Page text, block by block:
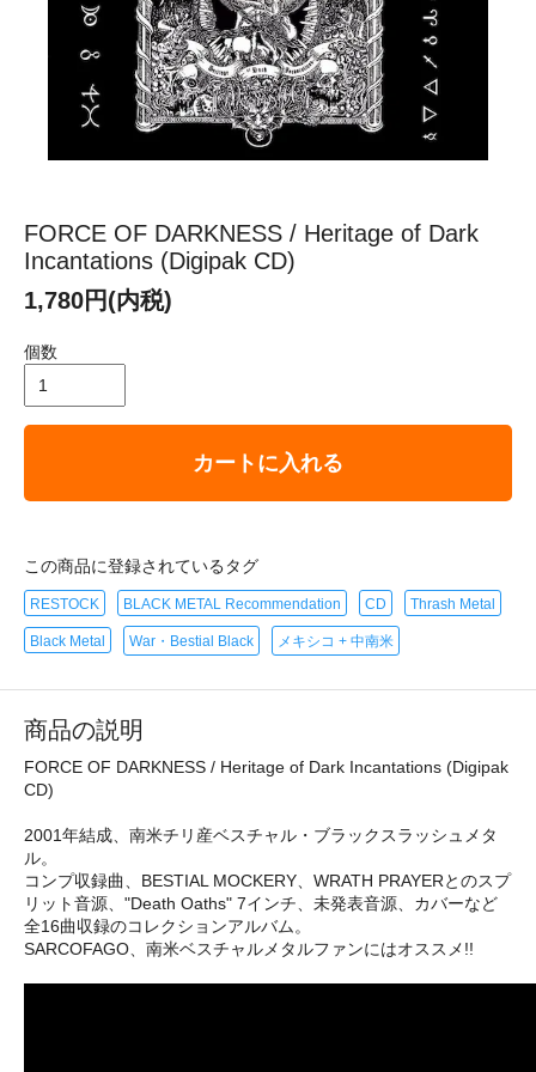
FORCE OF DARKNESS / Heritage of Dark
Incantations (Digipak CD)
1,780円(内税)
個数
カートに入れる
この商品に登録されているタグ
RESTOCK BLACK METAL Recommendation CD Thrash Metal
Black Metal War・Bestial Black メキシコ + 中南米
商品の説明
FORCE OF DARKNESS / Heritage of Dark Incantations (Digipak
CD)
2001年結成、南米チリ産ベスチャル・ブラックスラッシュメタ
ル。
コンプ収録曲、BESTIAL MOCKERY、WRATH PRAYERとのスプ
リット音源、"Death Oaths" 7インチ、未発表音源、カバーなど
全16曲収録のコレクションアルバム。
SARCOFAGO、南米ベスチャルメタルファンにはオススメ!!